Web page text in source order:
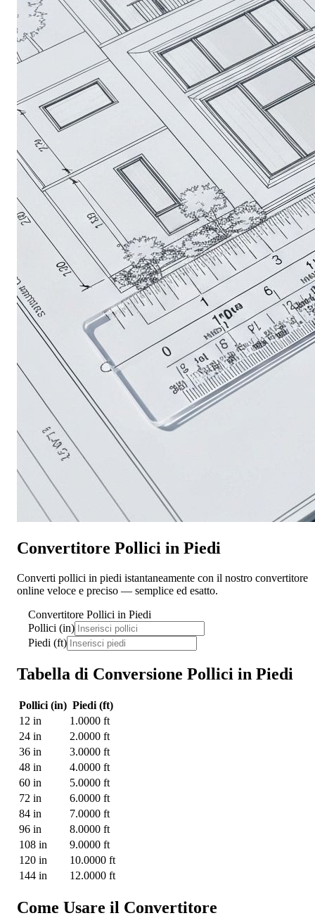
Convertitore Pollici in Piedi
Converti pollici in piedi istantaneamente con il nostro convertitore
online veloce e preciso — semplice ed esatto.
Convertitore Pollici in Piedi
Pollici (in)
Piedi (ft)
Tabella di Conversione Pollici in Piedi
Pollici (in) Piedi (ft)
12 in
1.0000 ft
24 in
2.0000 ft
36 in
3.0000 ft
48 in
4.0000 ft
60 in
5.0000 ft
72 in
6.0000 ft
84 in
7.0000 ft
96 in
8.0000 ft
108 in
9.0000 ft
120 in
10.0000 ft
144 in
12.0000 ft
Come Usare il Convertitore